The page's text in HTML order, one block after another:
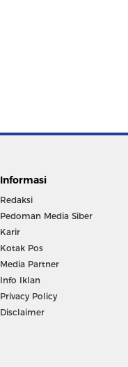
Informasi
Redaksi
Pedoman Media Siber
Karir
Kotak Pos
Media Partner
Info Iklan
Privacy Policy
Disclaimer